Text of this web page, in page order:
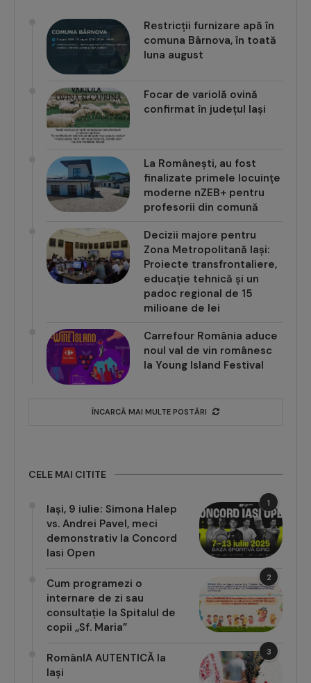
Restricții furnizare apă în
comuna Bârnova, în toată
luna august
Focar de variolă ovină
confirmat în județul Iași
La Românești, au fost
finalizate primele locuințe
moderne nZEB+ pentru
profesorii din comună
Decizii majore pentru
Zona Metropolitană Iași:
Proiecte transfrontaliere,
educație tehnică și un
padoc regional de 15
milioane de lei
Carrefour România aduce
noul val de vin românesc
la Young Island Festival
ÎNCARCĂ MAI MULTE POSTĂRI
CELE MAI CITITE
1
Iași, 9 iulie: Simona Halep
vs. Andrei Pavel, meci
demonstrativ la Concord
Iasi Open
2
Cum programezi o
internare de zi sau
consultație la Spitalul de
copii „Sf. Maria”
3
RomânIA AUTENTICĂ la
Iași